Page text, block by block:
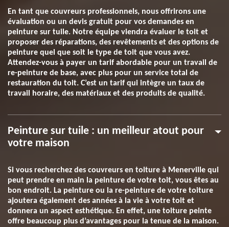
En tant que couvreurs professionnels, nous offrirons une
évaluation ou un devis gratuit pour vos demandes en
peinture sur tuile. Notre équipe viendra évaluer le toit et
proposer des réparations, des revêtements et des options de
peinture quel que soit le type de toit que vous avez.
Attendez-vous à payer un tarif abordable pour un travail de
re-peinture de base, avec plus pour un service total de
restauration du toit. C’est un tarif qui intègre un taux de
travail horaire, des matériaux et des produits de qualité.
Peinture sur tuile : un meilleur atout pour
votre maison
Si vous recherchez des couvreurs en toiture à Menerville qui
peut prendre en main la peinture de votre toit, vous êtes au
bon endroit. La peinture ou la re-peinture de votre toiture
ajoutera également des années à la vie à votre toit et
donnera un aspect esthétique. En effet, une toiture peinte
offre beaucoup plus d’avantages pour la tenue de la maison.